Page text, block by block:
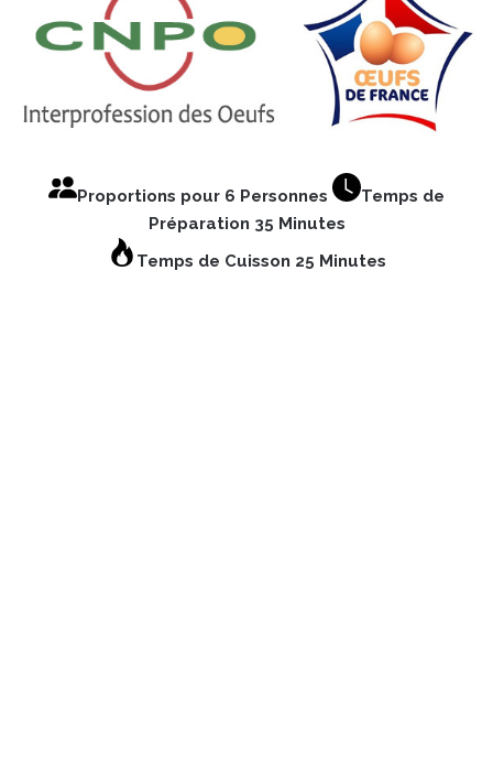
Proportions pour 6 Personnes
Temps de
Préparation 35 Minutes
Temps de Cuisson 25 Minutes